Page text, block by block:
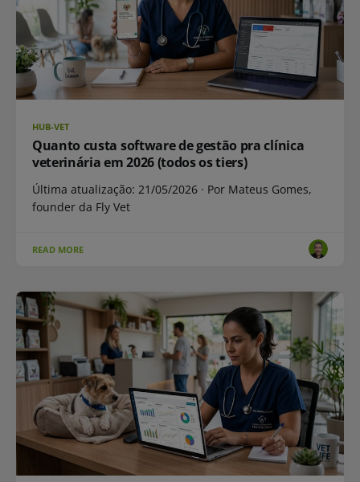
HUB-VET
Quanto custa software de gestão pra clínica
veterinária em 2026 (todos os tiers)
Última atualização: 21/05/2026 · Por Mateus Gomes,
founder da Fly Vet
READ MORE